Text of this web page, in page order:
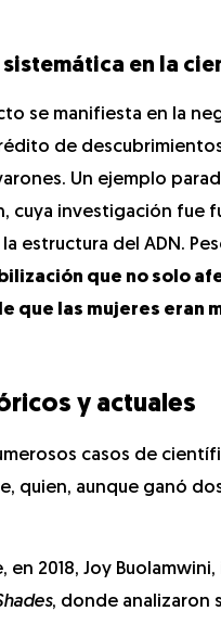
en la
se manifiesta en la
de
Un ejemplo
cuya investigación fue
estructura del ADN.
que no solo
que las mujeres eran
y actuales
casos de
quien, aunque ganó
en 2018, Joy
, donde analizaron